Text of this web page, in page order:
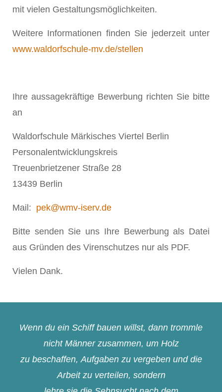
mit vielen Gestaltungsmöglichkeiten.
Weitere Informationen finden Sie jederzeit unter
www.waldorfschule-mv.de/stellen
Ihre aussagekräftige Bewerbung richten Sie bitte
an
Waldorfschule Märkisches Viertel Berlin
Personalentwicklungskreis
Treuenbrietzener Straße 28
13439 Berlin
Mail: pek@wmv-iserv.de
Bitte senden Sie uns Ihre Bewerbung als Datei
aus Gründen des Virenschutzes nur als PDF.
Vielen Dank.
Wenn du ein Schiff bauen willst, dann trommle
nicht Männer zusammen, um Holz
zu beschaffen, Aufgaben zu vergeben und die
Arbeit zu verteilen, sondern